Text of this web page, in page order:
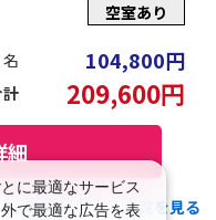
空室あり
104,800円
209,600円
細
この施設のプラン一覧を見る
に最適なサービス
で最適な広告を表